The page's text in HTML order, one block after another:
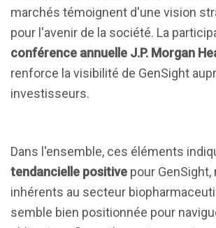
marchés témoignent d'une vision
pour l'avenir de la société. La
conférence annuelle J.P. Morgan
renforce la visibilité de GenSight
investisseurs.
Dans l'ensemble, ces éléments
tendancielle positive pour
inhérents au secteur
semble bien positionnée pour